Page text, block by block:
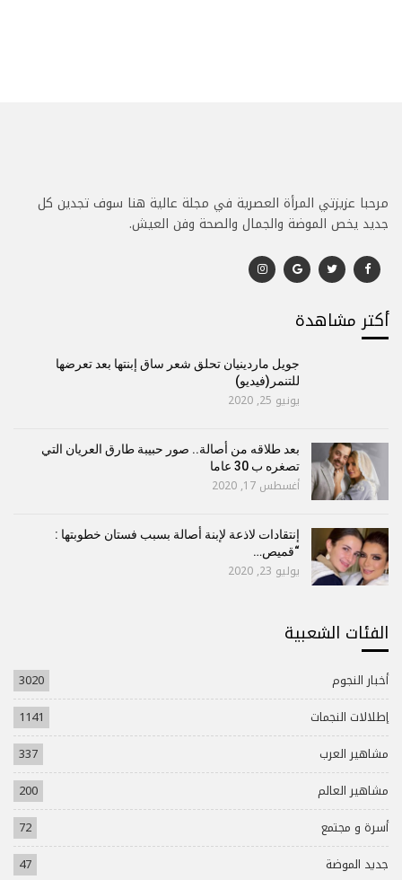
مرحبا عزيزتي المرأة العصرية في مجلة عالية هنا سوف تجدين كل
جديد يخص الموضة والجمال والصحة وفن العيش.
أكتر مشاهدة
جويل ماردينيان تحلق شعر ساق إبنتها بعد تعرضها
للتنمر(فيديو)
يونيو 25, 2020
بعد طلاقه من أصالة.. صور حبيبة طارق العريان التي
تصغره ب 30 عاما
أغسطس 17, 2020
إنتقادات لاذعة لإبنة أصالة بسبب فستان خطوبتها :
“قميص…
يوليو 23, 2020
الفئات الشعبية
أخبار النجوم
3020
إطلالات النجمات
1141
مشاهير العرب
337
مشاهير العالم
200
أسرة و مجتمع
72
جديد الموضة
47